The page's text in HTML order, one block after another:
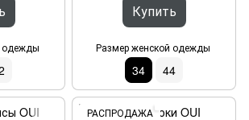
одежды
Купить
Размер женской одежды
34 44
РАСПРОДАЖА